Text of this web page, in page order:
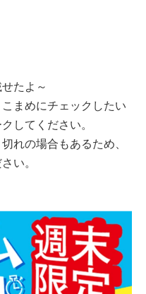
たよ～
まめにチェックしたい
してください。
れの場合もあるため、
い。